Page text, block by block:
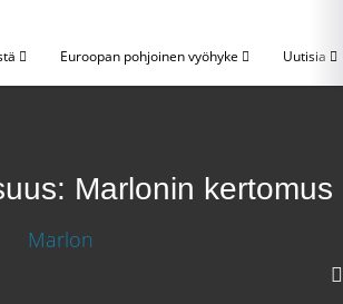
Euroopan pohjoinen vyöhyke Uutisia
Marlonin kertomus